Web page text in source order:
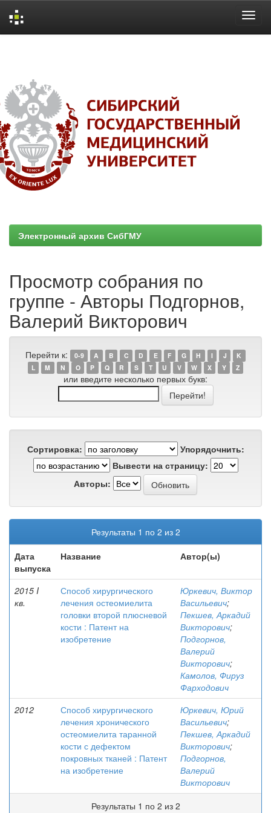
Электронный архив СибГМУ
Просмотр собрания по
группе - Авторы Подгорнов,
Валерий Викторович
Перейти к: 0-9 A B C D E F G H I J
K
L
M N O P Q R S T U V W X Y Z
или введите несколько первых букв:
Сортировка:
Упорядочнить:
Вывести на страницу:
Авторы:
Результаты 1 по 2 из 2
Дата
выпуска
Название Автор(ы)
2015 I
кв.
Способ хирургического
лечения остеомиелита
головки второй плюсневой
кости : Патент на
изобретение
Юркевич, Виктор
Васильевич;
Пекшев, Аркадий
Викторович;
Подгорнов,
Валерий
Викторович;
Камолов, Фируз
Фарходович
2012
Способ хирургического
лечения хронического
остеомиелита таранной
кости с дефектом
покровных тканей : Патент
на изобретение
Юркевич, Юрий
Васильевич;
Пекшев, Аркадий
Викторович;
Подгорнов,
Валерий
Викторович
Результаты 1 по 2 из 2